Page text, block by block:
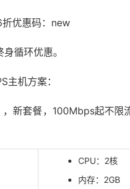
优惠码：new
循环优惠。
主机方案：
新套餐，100Mbps起不限
CPU：2核
内存：2GB